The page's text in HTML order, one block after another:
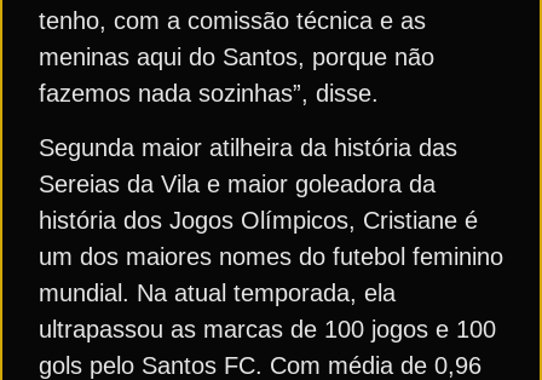
tenho, com a comissão técnica e as
meninas aqui do Santos, porque não
fazemos nada sozinhas”, disse.
Segunda maior atilheira da história das
Sereias da Vila e maior goleadora da
história dos Jogos Olímpicos, Cristiane é
um dos maiores nomes do futebol feminino
mundial. Na atual temporada, ela
ultrapassou as marcas de 100 jogos e 100
gols pelo Santos FC. Com média de 0,96